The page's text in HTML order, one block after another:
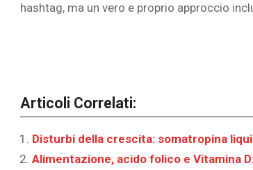
hashtag, ma un vero e proprio approccio
Articoli Correlati:
Disturbi della crescita: somatropina
Alimentazione, acido folico e Vitamina